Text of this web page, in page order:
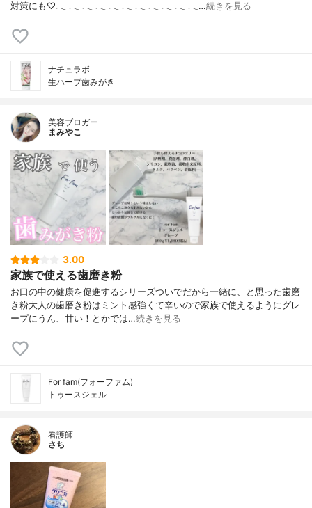
対策にも♡‪𓂃‬ ‪𓂃‬ ‪𓂃‬ ‪𓂃‬ ‪𓂃‬ ‪𓂃‬ ‪𓂃‬ ‪𓂃‬ ‪𓂃‬ ‪𓂃‬ ‪𓂃‬…続きを見る
ナチュラボ
生ハーブ歯みがき
美容ブロガー
まみやこ
3.00
家族で使える歯磨き粉
⁡お口の中の健康を促進するシリーズついでだから一緒に、と思った歯磨
き粉大人の歯磨き粉はミント感強くて辛いので⁡家族で使えるようにグレ
ープに⁡うん、甘い！とかでは…続きを見る
For fam(フォーファム)
トゥースジェル
看護師
さち